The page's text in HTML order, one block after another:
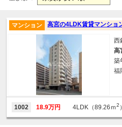
高宮の4LDK賃貸マンショ
マンション
西
高
築
福
1002 18.9万円 4LDK（89.26ｍ2 ）